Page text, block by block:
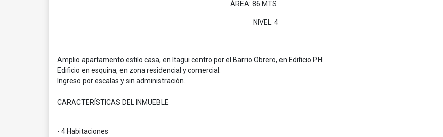
ÁREA: 86 MTS
NIVEL: 4
Amplio apartamento estilo casa, en Itagui centro por el Barrio Obrero, en Edificio P.H
Edificio en esquina, en zona residencial y comercial.
Ingreso por escalas y sin administración.
CARACTERÍSTICAS DEL INMUEBLE
- 4 Habitaciones